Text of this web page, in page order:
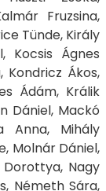
Fruzsina,
Tünde, Király
Kocsis Ágnes
Kondricz Ákos,
Ádám, Králik
Dániel, Mackó
Anna, Mihály
Molnár Dániel,
Nagy
Németh Sára,